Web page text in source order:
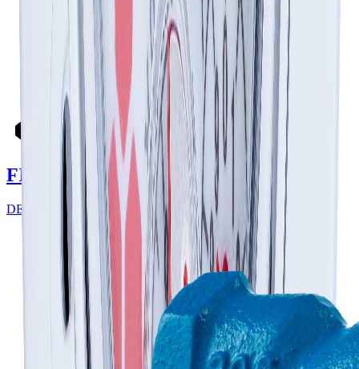
FILTROS
DESCUBRE MÁS